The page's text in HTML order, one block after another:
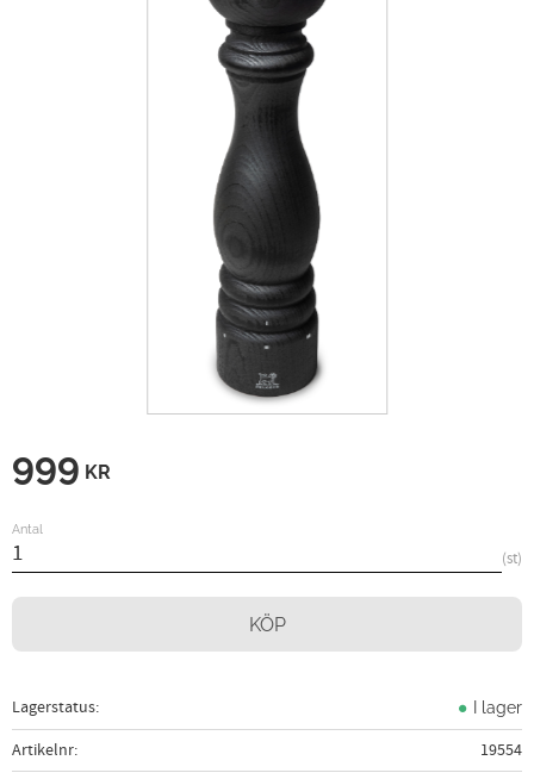
999 KR
Antal
st
KÖP
Lagerstatus I lager
Artikelnr
19554